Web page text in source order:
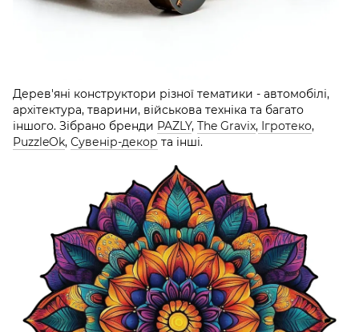
Дерев'яні конструктори різної тематики - автомобілі,
архітектура, тварини, військова техніка та багато
іншого. Зібрано бренди PAZLY, The Gravix, Ігротеко,
PuzzleOk, Сувенір-декор та інші.